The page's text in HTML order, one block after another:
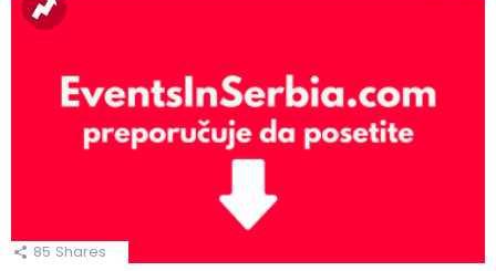
85 Shares